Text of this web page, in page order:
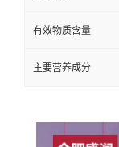
有效物质含量
主要营养成分